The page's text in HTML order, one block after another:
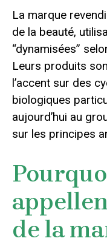
La marque
de la beauté,
“dynamisées”
Leurs produits
l’accent sur des
biologiques
aujourd’hui au
sur les principes
de la